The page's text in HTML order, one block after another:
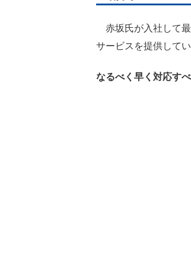
赤坂氏が入社して
サービスを提供して
なるべく早く対応す